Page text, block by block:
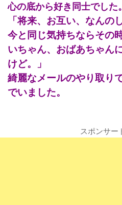
心の底から好き同士でした。
「将来、お互い、なんの
今と同じ気持ちならその
いちゃん、おばあちゃん
けど。」
綺麗なメールのやり取り
でいました。
スポンサー